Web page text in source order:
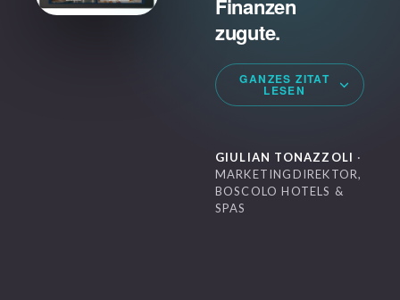
Finanzen
zugute.
GANZES ZITAT
LESEN
GIULIAN TONAZZOLI ·
MARKETINGDIREKTOR,
BOSCOLO HOTELS &
SPAS